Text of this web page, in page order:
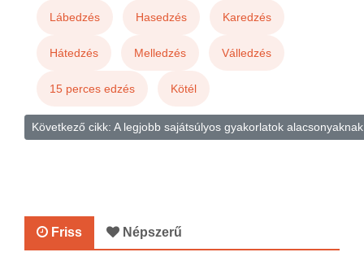
Lábedzés Hasedzés Karedzés
Hátedzés Melledzés Válledzés
15 perces edzés Kötél
Következő cikk: A legjobb sajátsúlyos gyakorlatok
Friss Népszerű